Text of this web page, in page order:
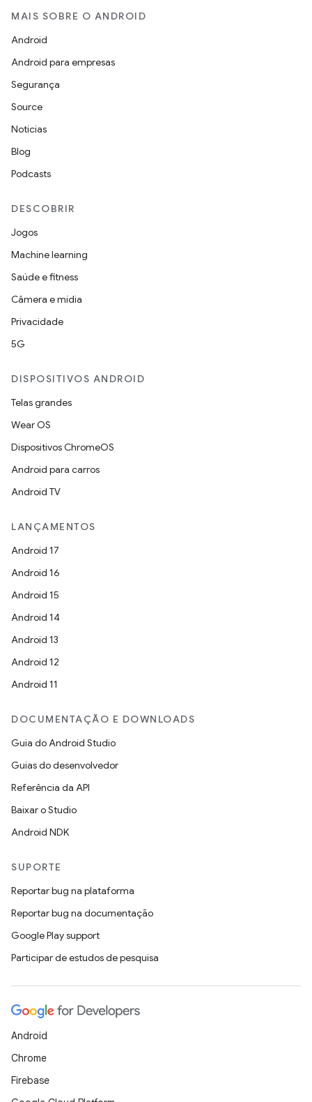
MAIS SOBRE O ANDROID
Android
Android para empresas
Segurança
Source
Notícias
Blog
Podcasts
DESCOBRIR
Jogos
Machine learning
Saúde e fitness
Câmera e mídia
Privacidade
5G
DISPOSITIVOS ANDROID
Telas grandes
Wear OS
Dispositivos ChromeOS
Android para carros
Android TV
LANÇAMENTOS
Android 17
Android 16
Android 15
Android 14
Android 13
Android 12
Android 11
DOCUMENTAÇÃO E DOWNLOADS
Guia do Android Studio
Guias do desenvolvedor
Referência da API
Baixar o Studio
Android NDK
SUPORTE
Reportar bug na plataforma
Reportar bug na documentação
Google Play support
Participar de estudos de pesquisa
Android
Chrome
Firebase